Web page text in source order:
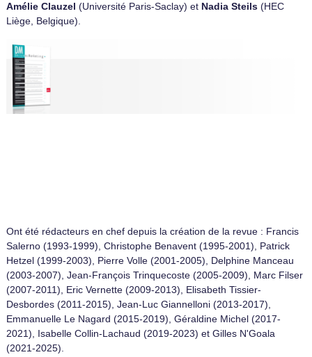
Amélie Clauzel (Université Paris-Saclay) et Nadia Steils(HEC
Liège, Belgique).
Ont été rédacteurs en chef depuis la création de la revue : Francis
Salerno (1993-1999), Christophe Benavent (1995-2001), Patrick
Hetzel (1999-2003), Pierre Volle (2001-2005), Delphine Manceau
(2003-2007), Jean-François Trinquecoste (2005-2009), Marc Filser
(2007-2011), Eric Vernette (2009-2013), Elisabeth Tissier-
Desbordes (2011-2015), Jean-Luc Giannelloni (2013-2017),
Emmanuelle Le Nagard (2015-2019), Géraldine Michel (2017-
2021), Isabelle Collin-Lachaud (2019-2023) et Gilles N'Goala
(2021-2025).